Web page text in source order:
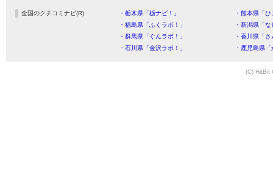
全国のクチコミナビ(R) ・栃木県「栃ナビ！」
・熊本県「
・福島県「ふくラボ！」
・新潟県「
・群馬県「ぐんラボ！」
・香川県「
・石川県「金沢ラボ！」
・鹿児島県
(C) HitBit